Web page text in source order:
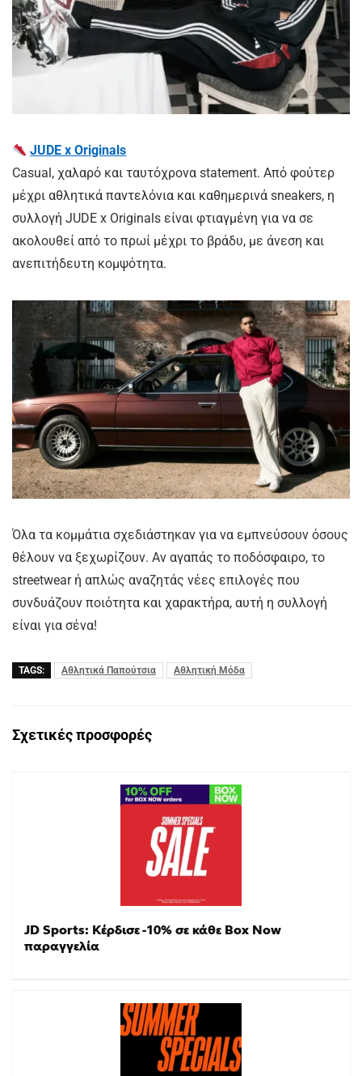
JUDE x Originals
Casual, χαλαρό και ταυτόχρονα statement. Από φούτερ
μέχρι αθλητικά παντελόνια και καθημερινά sneakers, η
συλλογή JUDE x Originals είναι φτιαγμένη για να σε
ακολουθεί από το πρωί μέχρι το βράδυ, με άνεση και
ανεπιτήδευτη κομψότητα.
Όλα τα κομμάτια σχεδιάστηκαν για να εμπνεύσουν όσους
θέλουν να ξεχωρίζουν. Αν αγαπάς το ποδόσφαιρο, το
streetwear ή απλώς αναζητάς νέες επιλογές που
συνδυάζουν ποιότητα και χαρακτήρα, αυτή η συλλογή
είναι για σένα!
TAGS: Αθλητικά Παπούτσια Αθλητική Μόδα
Σχετικές προσφορές
JD Sports: Κέρδισε -10% σε κάθε Box Now
παραγγελία